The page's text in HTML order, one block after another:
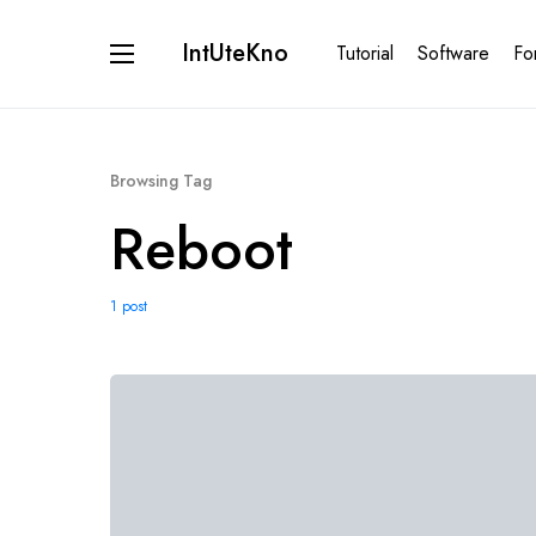
IntUteKno Tutorial Software
Browsing Tag
Reboot
1 post